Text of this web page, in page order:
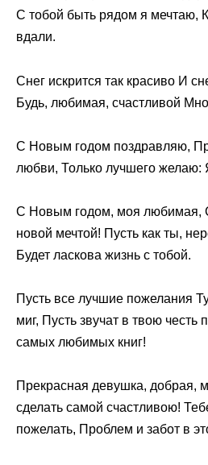
С тобой быть рядом я мечтаю,
вдали.
Снег искрится так красиво И
Будь, любимая, счастливой
С Новым годом поздравляю,
любви, Только лучшего желаю:
С Новым годом, моя любимая,
новой мечтой! Пусть как ты,
Будет ласкова жизнь с тобой.
Пусть все лучшие пожелания
миг, Пусть звучат в твою честь
самых любимых книг!
Прекрасная девушка, добрая,
сделать самой счастливою!
пожелать, Проблем и забот в